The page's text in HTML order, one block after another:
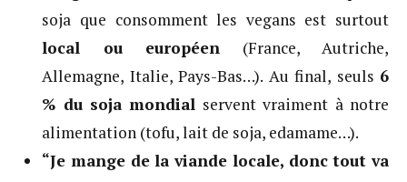
soja que consomment les vegans est surtout
local ou européen (France, Autriche,
Allemagne, Italie, Pays-Bas…). Au final, seuls 6
% du soja mondial servent vraiment à notre
alimentation (tofu, lait de soja, edamame…).
“Je mange de la viande locale, donc tout va